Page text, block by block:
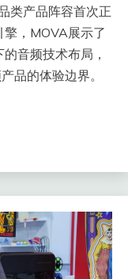
类产品阵容首次正
，MOVA展示了
音频技术布局，
品的体验边界。